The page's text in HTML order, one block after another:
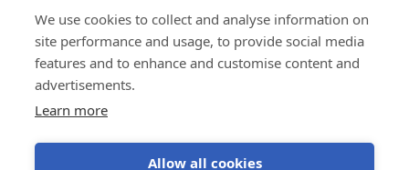
We use cookies to collect and analyse information on
site performance and usage, to provide social media
features and to enhance and customise content and
advertisements.
Learn more
Allow all cookies